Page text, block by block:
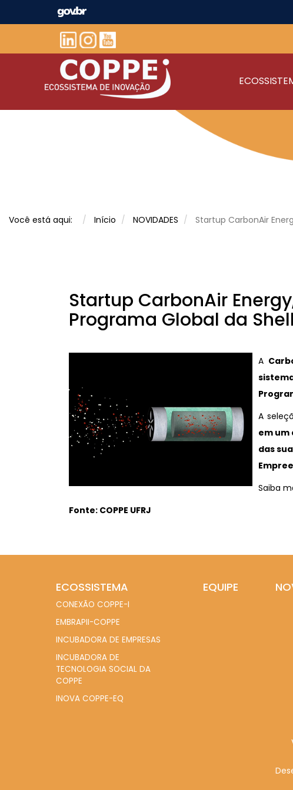
Você está aqui: Início NOVIDADES Startup CarbonAir
Startup CarbonAir
Programa Global da Shell
A
A
em
das
Saiba
Fonte: COPPE UFRJ
ECOSSISTEMA
CONEXÃO COPPE-I
EMBRAPII-COPPE
INCUBADORA DE EMPRESAS
INCUBADORA DE
TECNOLOGIA SOCIAL DA
COPPE
INOVA COPPE-EQ
EQUIPE